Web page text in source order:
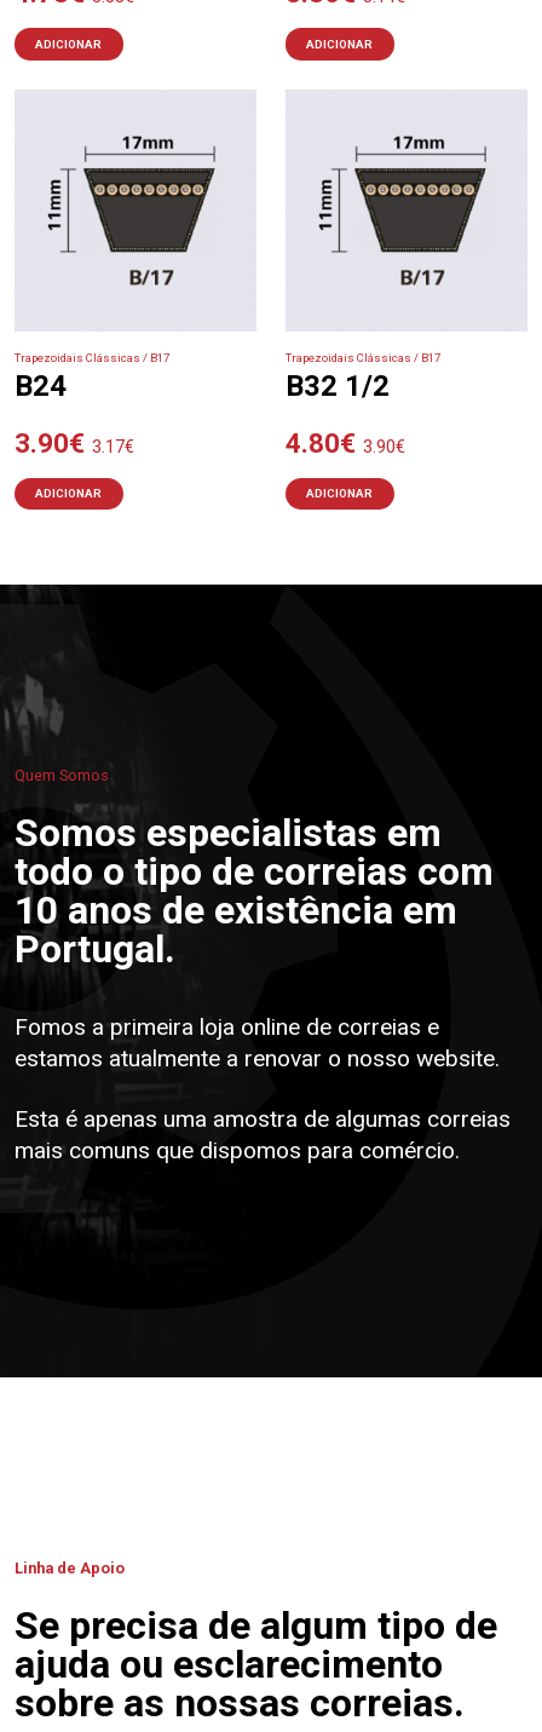
ADICIONAR ADICIONAR
Trapezoidais Clássicas / B17
B24
3.90€ 3.17€
ADICIONAR
Trapezoidais Clássicas / B17
B32 1/2
4.80€ 3.90€
ADICIONAR
Quem Somos
Somos especialistas em
todo o tipo de correias com
10 anos de existência em
Portugal.
Fomos a primeira loja online de correias e
estamos atualmente a renovar o nosso website.
Esta é apenas uma amostra de algumas correias
mais comuns que dispomos para comércio.
Linha de Apoio
Se precisa de algum tipo de
ajuda ou esclarecimento
sobre as nossas correias.